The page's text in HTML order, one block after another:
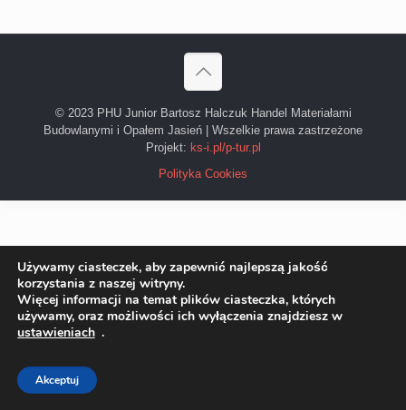
© 2023 PHU Junior Bartosz Halczuk Handel Materiałami
Budowlanymi i Opałem Jasień | Wszelkie prawa zastrzeżone
Projekt: ks-i.pl/p-tur.pl
Polityka Cookies
Używamy ciasteczek, aby zapewnić najlepszą jakość
korzystania z naszej witryny.
Więcej informacji na temat plików ciasteczka, których
używamy, oraz możliwości ich wyłączenia znajdziesz w
ustawieniach .
Akceptuj